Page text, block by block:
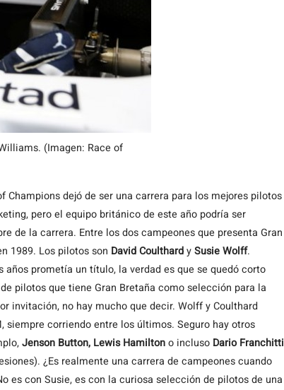
(Imagen: Race of
dejó de ser una carrera para los mejores pilotos
pero el equipo británico de este año podría ser
de la carrera. Entre los dos campeones que presenta Gran
1989. Los pilotos son David CoulthardySusie Wolff.
prometía un título, la verdad es que se quedó corto
pilotos que tiene Gran Bretaña como selección para la
invitación, no hay mucho que decir. Wolff y Coulthard
siempre corriendo entre los últimos. Seguro hay otros
Jenson Button, Lewis Hamiltono incluso Dario Franchitti
¿Es realmente una carrera de campeones cuando
es con Susie, es con la curiosa selección de pilotos de una